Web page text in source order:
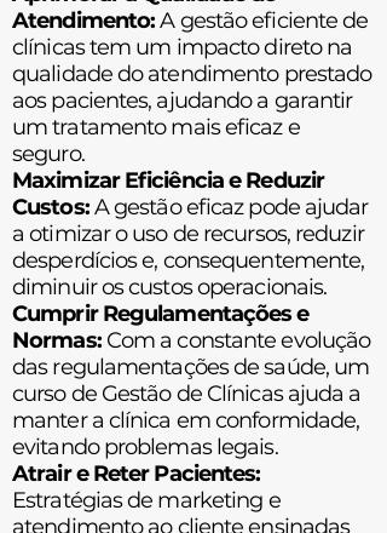
Atendimento:A gestão eficiente de
clínicas tem um impacto direto na
qualidade do atendimento prestado
aos pacientes, ajudando a garantir
um tratamento mais eficaz e
seguro.
Maximizar Eficiência e Reduzir
Custos:A gestão eficaz pode ajudar
a otimizar o uso de recursos, reduzir
desperdícios e, consequentemente,
diminuir os custos operacionais.
Cumprir Regulamentações e
Normas:Com a constante evolução
das regulamentações de saúde, um
curso de Gestão de Clínicas ajuda a
manter a clínica em conformidade,
evitando problemas legais.
Atrair e Reter Pacientes:
Estratégias de marketing e
atendimento ao cliente ensinadas